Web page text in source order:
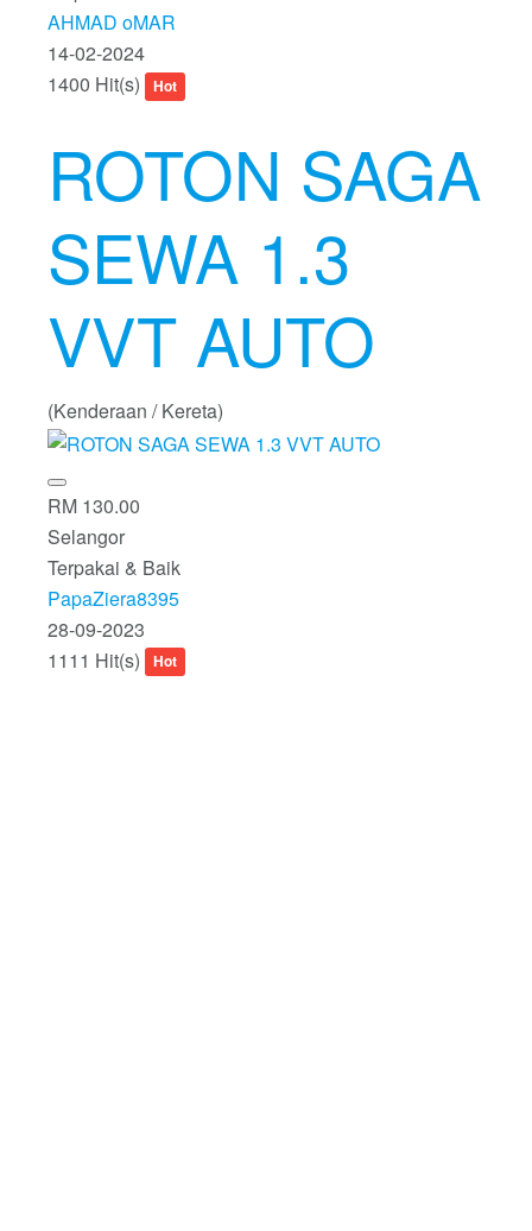
AHMAD oMAR
14-02-2024
1400 Hit(s)
Hot
ROTON SAGA
SEWA 1.3
VVT AUTO
(Kenderaan / Kereta)
RM 130.00
Selangor
Terpakai & Baik
PapaZiera8395
28-09-2023
1111 Hit(s)
Hot